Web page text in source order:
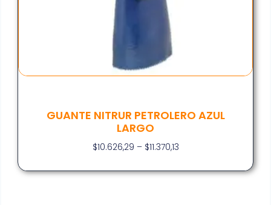
GUANTE NITRUR PETROLERO AZUL
LARGO
$10.626,29 – $11.370,13